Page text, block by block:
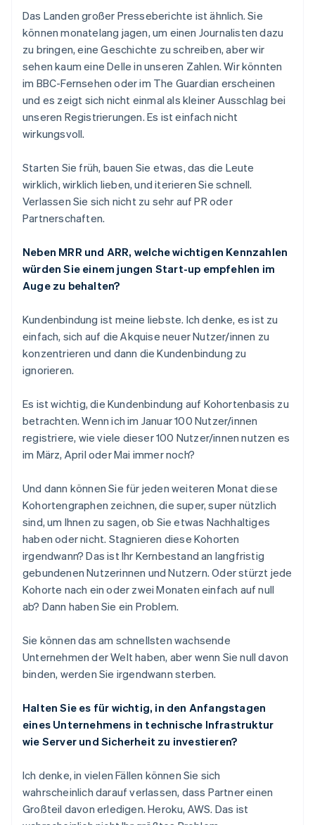
Das Landen großer Presseberichte ist ähnlich. Sie
können monatelang jagen, um einen Journalisten dazu
zu bringen, eine Geschichte zu schreiben, aber wir
sehen kaum eine Delle in unseren Zahlen. Wir könnten
im BBC-Fernsehen oder im The Guardian erscheinen
und es zeigt sich nicht einmal als kleiner Ausschlag bei
unseren Registrierungen. Es ist einfach nicht
wirkungsvoll.
Starten Sie früh, bauen Sie etwas, das die Leute
wirklich, wirklich lieben, und iterieren Sie schnell.
Verlassen Sie sich nicht zu sehr auf PR oder
Partnerschaften.
Neben MRR und ARR, welche wichtigen Kennzahlen
würden Sie einem jungen Start-up empfehlen im
Auge zu behalten?
Kundenbindung ist meine liebste. Ich denke, es ist zu
einfach, sich auf die Akquise neuer Nutzer/innen zu
konzentrieren und dann die Kundenbindung zu
ignorieren.
Es ist wichtig, die Kundenbindung auf Kohortenbasis zu
betrachten. Wenn ich im Januar 100 Nutzer/innen
registriere, wie viele dieser 100 Nutzer/innen nutzen es
im März, April oder Mai immer noch?
Und dann können Sie für jeden weiteren Monat diese
Kohortengraphen zeichnen, die super, super nützlich
sind, um Ihnen zu sagen, ob Sie etwas Nachhaltiges
haben oder nicht. Stagnieren diese Kohorten
irgendwann? Das ist Ihr Kernbestand an langfristig
gebundenen Nutzerinnen und Nutzern. Oder stürzt jede
Kohorte nach ein oder zwei Monaten einfach auf null
ab? Dann haben Sie ein Problem.
Sie können das am schnellsten wachsende
Unternehmen der Welt haben, aber wenn Sie null davon
binden, werden Sie irgendwann sterben.
Halten Sie es für wichtig, in den Anfangstagen
eines Unternehmens in technische Infrastruktur
wie Server und Sicherheit zu investieren?
Ich denke, in vielen Fällen können Sie sich
wahrscheinlich darauf verlassen, dass Partner einen
Großteil davon erledigen. Heroku, AWS. Das ist